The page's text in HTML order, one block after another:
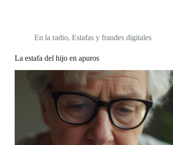
En la radio, Estafas y fraudes digitales
La estafa del hijo en apuros